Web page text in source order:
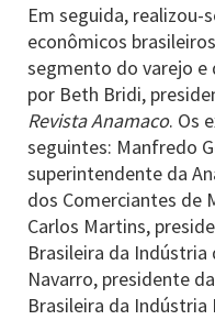
Em seguida, realizou-
econômicos
segmento do varejo e
por Beth Bridi,
Revista Anamaco. Os
seguintes: Manfredo
superintendente da
dos Comerciantes de
Carlos Martins,
Brasileira da
Navarro, presidente
Brasileira da